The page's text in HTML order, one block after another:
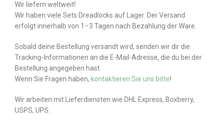
Wir liefern weltweit!
Wir haben viele Sets Dreadlocks auf Lager. Der Versand
erfolgt innerhalb von 1–3 Tagen nach Bezahlung der Ware.
Sobald deine Bestellung versandt wird, senden wir dir die
Tracking-Informationen an die E-Mail-Adresse, die du bei der
Bestellung angegeben hast.
Wenn Sie Fragen haben, kontaktieren Sie uns bitte!
Wir arbeiten mit Lieferdiensten wie DHL Express, Boxberry,
USPS, UPS.